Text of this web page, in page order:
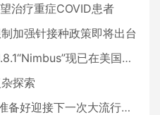
治疗重症COVID患者
加强针接种政策即将出台
现已在美国占据主导地位
探索
迎接下一次大流行了吗？